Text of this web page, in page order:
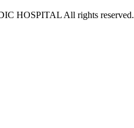
HOSPITAL All rights reserved.